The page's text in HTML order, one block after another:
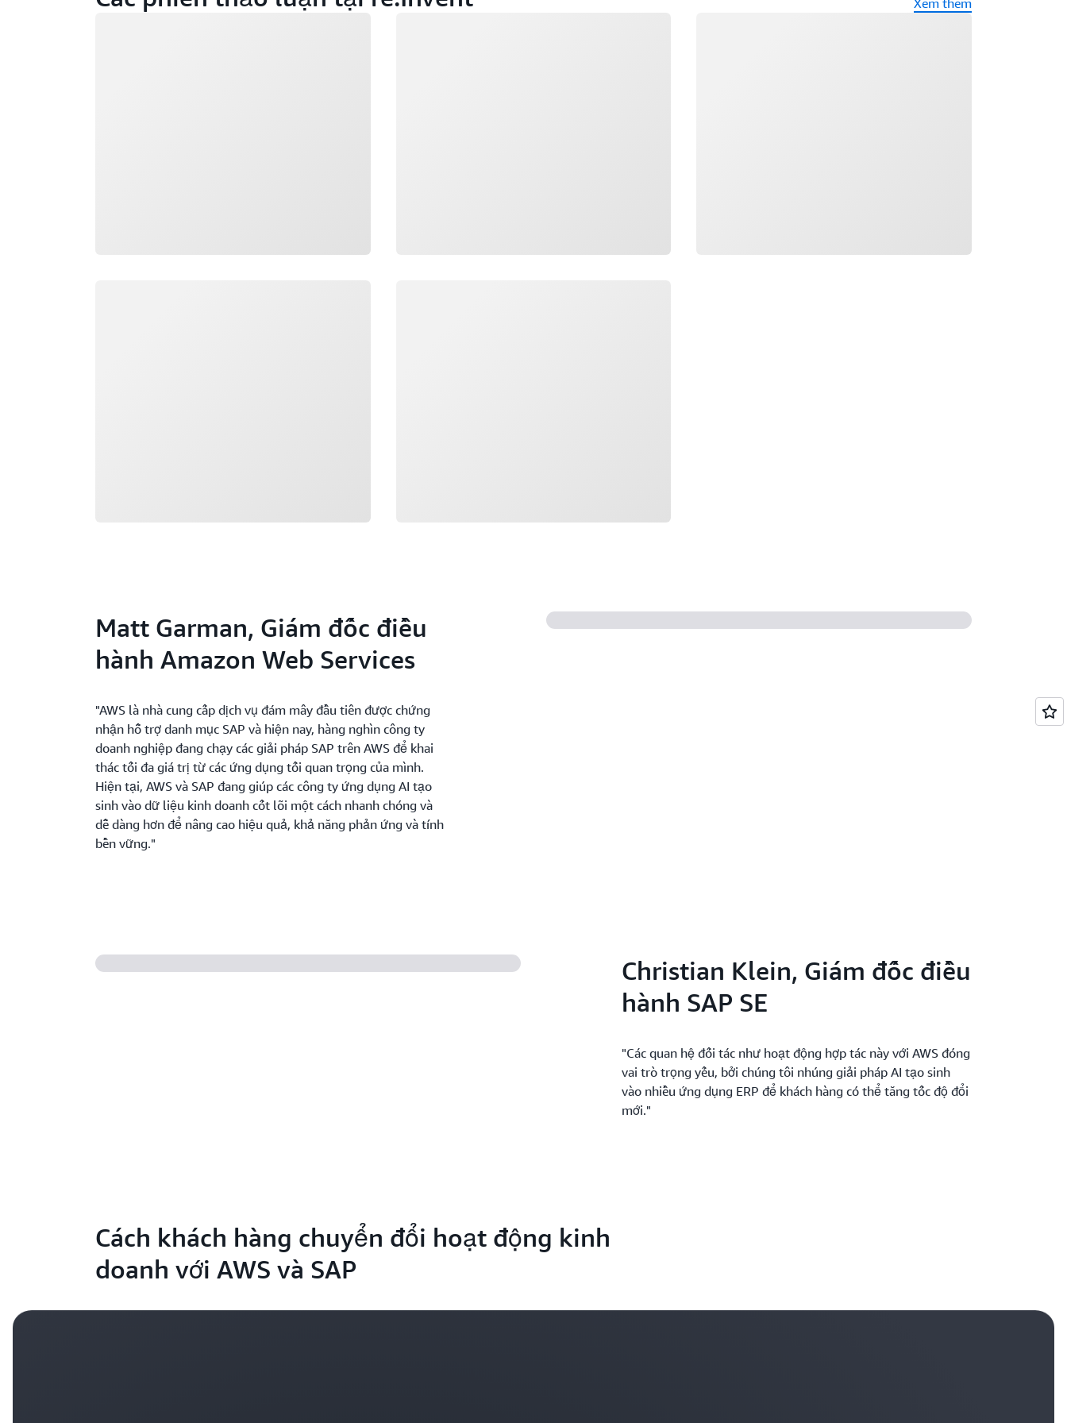
Xem thêm
Matt Garman, Giám đốc điều
hành Amazon Web Services
"AWS là nhà cung cấp dịch vụ đám mây đầu tiên được chứng
nhận hỗ trợ danh mục SAP và hiện nay, hàng nghìn công ty
doanh nghiệp đang chạy các giải pháp SAP trên AWS để khai
thác tối đa giá trị từ các ứng dụng tối quan trọng của mình.
Hiện tại, AWS và SAP đang giúp các công ty ứng dụng AI tạo
sinh vào dữ liệu kinh doanh cốt lõi một cách nhanh chóng và
dễ dàng hơn để nâng cao hiệu quả, khả năng phản ứng và tính
bền vững."
Christian Klein, Giám đốc điều
hành SAP SE
"Các quan hệ đối tác như hoạt động hợp tác này với AWS đóng
vai trò trọng yếu, bởi chúng tôi nhúng giải pháp AI tạo sinh
vào nhiều ứng dụng ERP để khách hàng có thể tăng tốc độ đổi
mới."
Cách khách hàng chuyển đổi hoạt động kinh
doanh với AWS và SAP